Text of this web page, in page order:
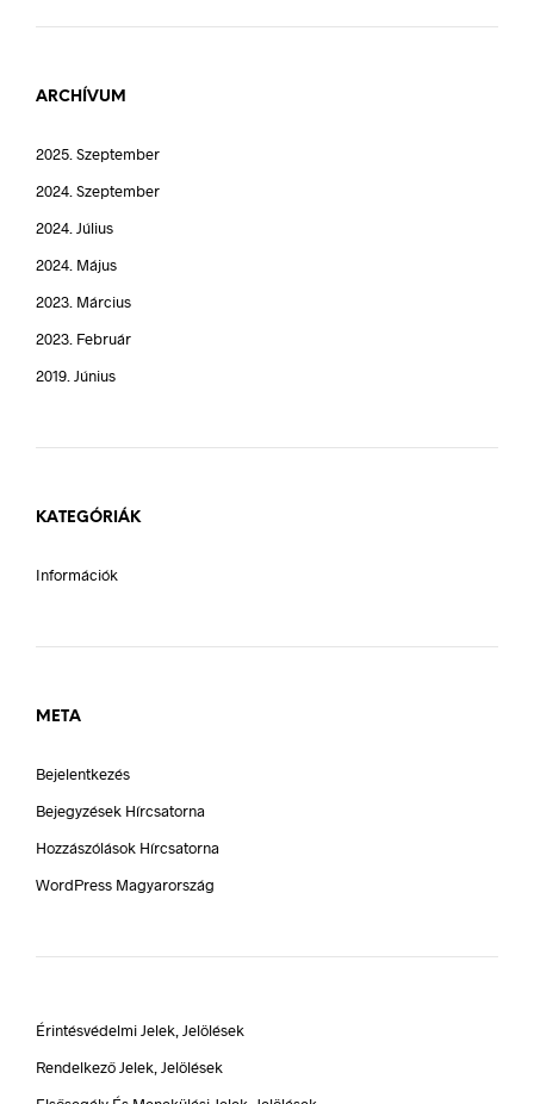
ARCHÍVUM
2025. Szeptember
2024. Szeptember
2024. Július
2024. Május
2023. Március
2023. Február
2019. Június
KATEGÓRIÁK
Információk
META
Bejelentkezés
Bejegyzések Hírcsatorna
Hozzászólások Hírcsatorna
WordPress Magyarország
Érintésvédelmi Jelek, Jelölések
Rendelkező Jelek, Jelölések